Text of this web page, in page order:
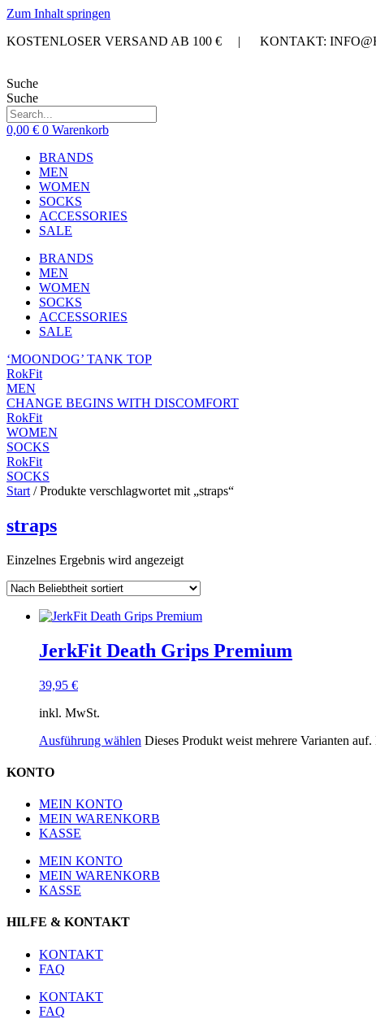
Zum Inhalt springen
KOSTENLOSER VERSAND AB 100 € | KONTAKT:
Suche
Suche
0,00 € 0 Warenkorb
BRANDS
MEN
WOMEN
SOCKS
ACCESSORIES
SALE
BRANDS
MEN
WOMEN
SOCKS
ACCESSORIES
SALE
‘MOONDOG’ TANK TOP
RokFit
MEN
CHANGE BEGINS WITH DISCOMFORT
RokFit
WOMEN
SOCKS
RokFit
SOCKS
Start / Produkte verschlagwortet mit „straps“
straps
Einzelnes Ergebnis wird angezeigt
JerkFit Death Grips Premium
39,95 €
inkl. MwSt.
Ausführung wählen Dieses Produkt weist mehrere Varianten
KONTO
MEIN KONTO
MEIN WARENKORB
KASSE
MEIN KONTO
MEIN WARENKORB
KASSE
HILFE & KONTAKT
KONTAKT
FAQ
KONTAKT
FAQ